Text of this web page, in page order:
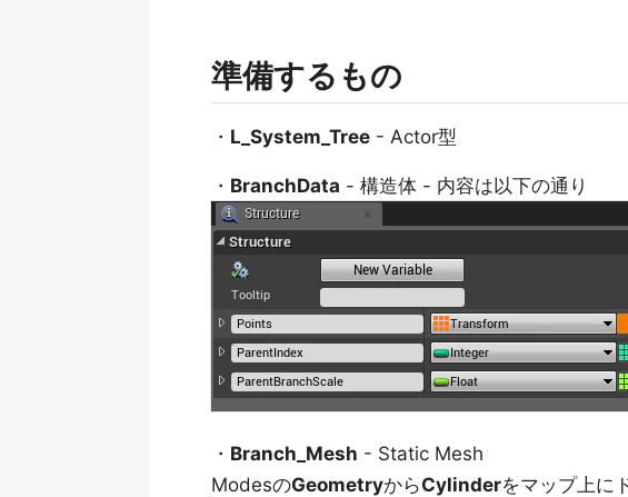
準備するもの
・ L_System_Tree - Actor型
・ BranchData - 構造体 - 内容は以下の通り
・ Branch_Mesh - Static Mesh
ModesのGeometryからCylinderをマップ上に